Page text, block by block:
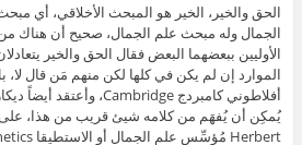
الحق والخير، الخير هو المبحث الأخلاقي، أي
الجمال وله مبحث علم الجمال، صحيح أن هناك
الأوليين ببعضهما البعض فقال الحق والخير
الموارد إن لم يكن في كلها لكن منهم مَن قال لا،
يُمكِن أن يُفهَم من كلامه شيئ قريب من هذا،